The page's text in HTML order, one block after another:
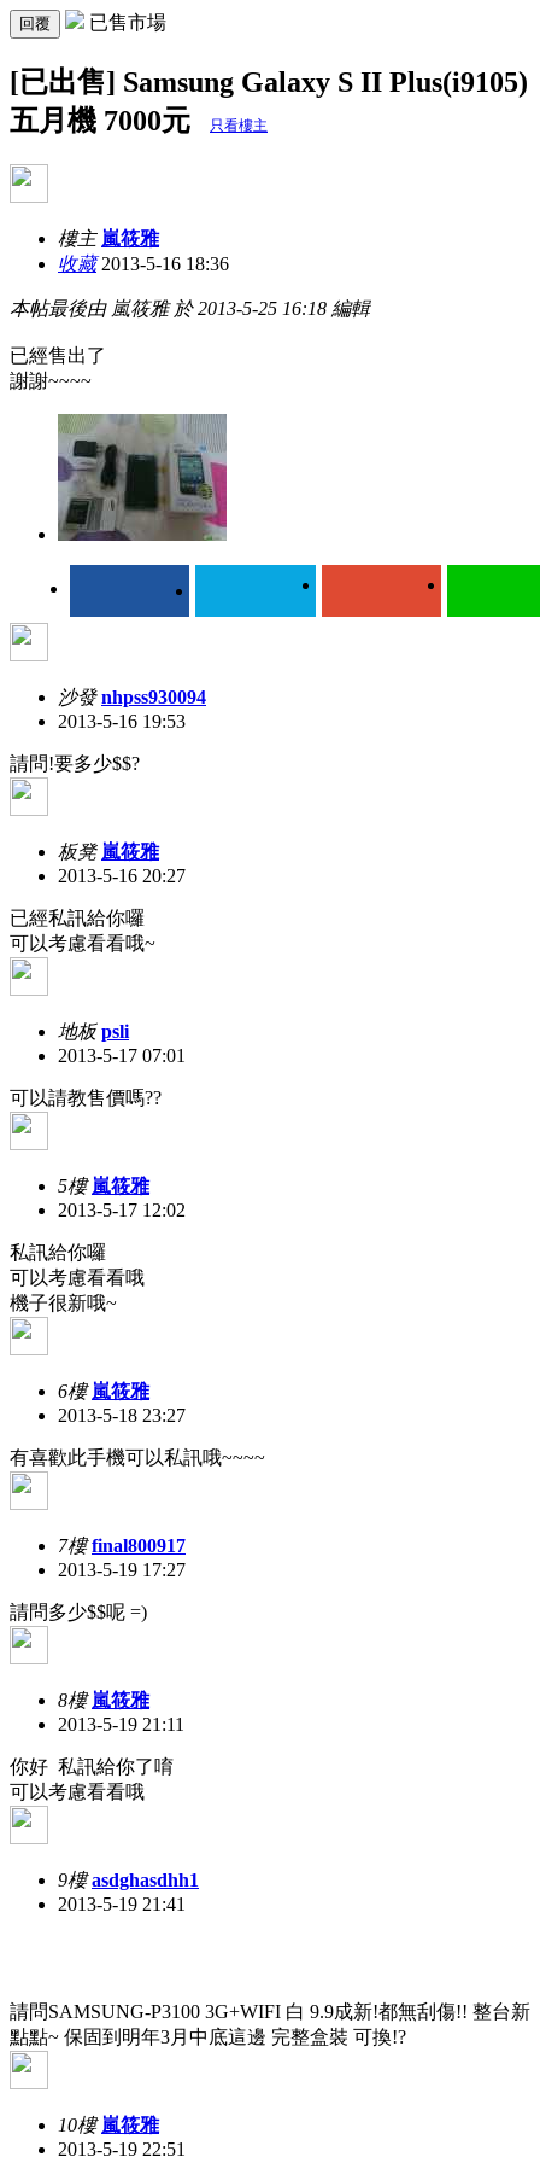
回覆 已售市場
[已出售] Samsung Galaxy S II Plus(i9105)
五月機 7000元
只看樓主
樓主 嵐筱雅
收藏2013-5-16 18:36
本帖最後由 嵐筱雅 於 2013-5-25 16:18 編輯
已經售出了
謝謝~~~~
沙發 nhpss930094
2013-5-16 19:53
請問!要多少$$?
板凳 嵐筱雅
2013-5-16 20:27
已經私訊給你囉
可以考慮看看哦~
地板 psli
2013-5-17 07:01
可以請教售價嗎??
5樓 嵐筱雅
2013-5-17 12:02
私訊給你囉
可以考慮看看哦
機子很新哦~
6樓 嵐筱雅
2013-5-18 23:27
有喜歡此手機可以私訊哦~~~~
7樓 final800917
2013-5-19 17:27
請問多少$$呢 =)
8樓 嵐筱雅
2013-5-19 21:11
你好 私訊給你了唷
可以考慮看看哦
9樓 asdghasdhh1
2013-5-19 21:41
請問SAMSUNG-P3100 3G+WIFI 白 9.9成新!都無刮傷!! 整台新
點點~ 保固到明年3月中底這邊 完整盒裝 可換!?
10樓 嵐筱雅
2013-5-19 22:51